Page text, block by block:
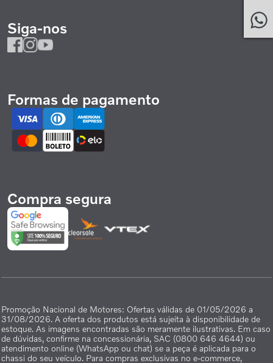
Siga-nos
Formas de pagamento
Compra segura
Promoção Nacional de Motores: Ofertas válidas de 01/05/2026 a
31/08/2026. A oferta dos produtos está sujeita à disponibilidade de
estoque. As imagens encontradas são meramente ilustrativas. Em caso
de dúvidas, confirme na concessionária, SAC (0800 646 4644) ou
atendimento online (WhatsApp ou chat) se a peça é aplicada para o
chassi do seu veículo. Para compras exclusivas no e-commerce,